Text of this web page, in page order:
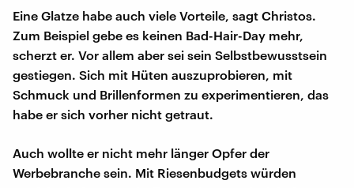
Eine Glatze habe auch viele Vorteile, sagt Christos.
Zum Beispiel gebe es keinen Bad-Hair-Day mehr,
scherzt er. Vor allem aber sei sein Selbstbewusstsein
gestiegen. Sich mit Hüten auszuprobieren, mit
Schmuck und Brillenformen zu experimentieren, das
habe er sich vorher nicht getraut.
Auch wollte er nicht mehr länger Opfer der
Werbebranche sein. Mit Riesenbudgets würden